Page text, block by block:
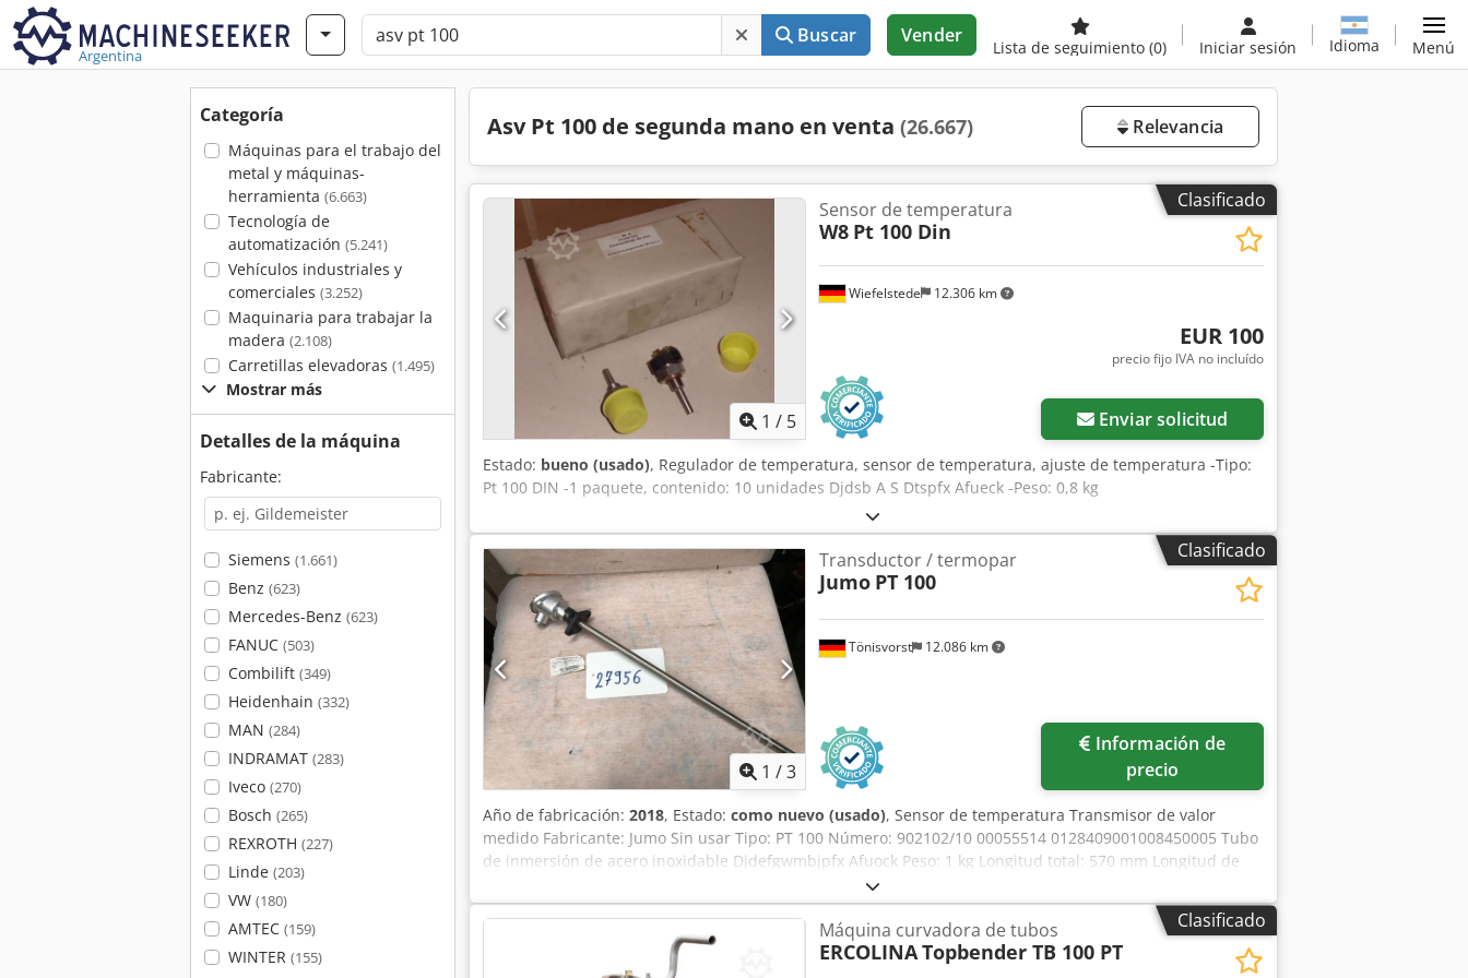
Argentina
Buscar Vender
Lista de seguimiento (0) Iniciar sesión Idioma Menú
Categoría
Máquinas para el trabajo del
metal y máquinas-
herramienta (6.663)
Tecnología de
automatización (5.241)
Vehículos industriales y
comerciales (3.252)
Maquinaria para trabajar la
madera (2.108)
Carretillas elevadoras (1.495)
Mostrar más
Detalles de la máquina
Fabricante:
Siemens (1.661)
Benz (623)
Mercedes-Benz (623)
FANUC (503)
Combilift (349)
Heidenhain (332)
MAN (284)
INDRAMAT (283)
Iveco (270)
Bosch (265)
REXROTH (227)
Linde (203)
VW (180)
AMTEC (159)
WINTER (155)
Asv Pt 100 de segunda mano en venta (26.667) Relevancia
Clasificado
1 / 5
Wiefelstede 12.306 km
Sensor de temperatura
W8 Pt 100 Din
EUR 100
precio fijo IVA no incluído
Enviar solicitud
Estado: bueno (usado), Regulador de temperatura, sensor de temperatura, ajuste de temperatura -Tipo:
Pt 100 DIN -1 paquete, contenido: 10 unidades Djdsb A S Dtspfx Afueck -Peso: 0,8 kg
Clasificado
1 /3
Tönisvorst 12.086 km
Transductor / termopar
Jumo PT 100
precio
Año de fabricación: 2018, Estado: como nuevo (usado), Sensor de temperatura Transmisor de valor
medido Fabricante: Jumo Sin usar Tipo: PT 100 Número: 902102/10 00055514 0128409001008450005 Tubo
de inmersión de acero inoxidable Djdefgwmbjpfx Afuock Peso: 1 kg Longitud total: 570 mm Longitud de
inmersión: 470 mm Con soporte CH 512032 Antigüedad estimada
Clasificado
Máquina curvadora de tubos
ERCOLINATopbender TB 100 PT